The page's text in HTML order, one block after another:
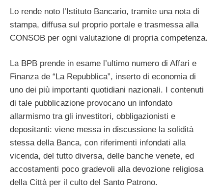
Lo rende noto l’Istituto Bancario, tramite una nota di
stampa, diffusa sul proprio portale e trasmessa alla
CONSOB per ogni valutazione di propria competenza.
La BPB prende in esame l’ultimo numero di Affari e
Finanza de “La Repubblica”, inserto di economia di
uno dei più importanti quotidiani nazionali. I contenuti
di tale pubblicazione provocano un infondato
allarmismo tra gli investitori, obbligazionisti e
depositanti: viene messa in discussione la solidità
stessa della Banca, con riferimenti infondati alla
vicenda, del tutto diversa, delle banche venete, ed
accostamenti poco gradevoli alla devozione religiosa
della Città per il culto del Santo Patrono.